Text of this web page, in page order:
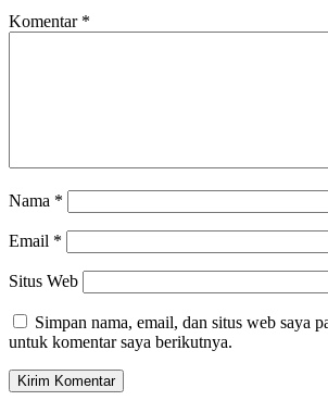
Komentar *
Nama *
Email *
Situs Web
Simpan nama, email, dan situs web saya
untuk komentar saya berikutnya.